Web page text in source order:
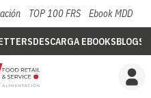
TOP 100 FRS Ebook MDD
DESCARGA EBOOKSBLOGS